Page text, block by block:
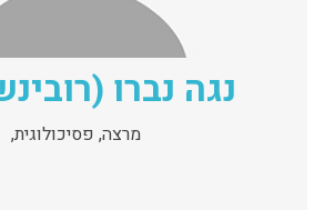
נגה נברו
מרצה, פסיכולוגית,